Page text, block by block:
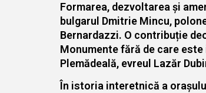
Formarea, dezvoltarea și
bulgarul Dmitrie Mincu,
Bernardazzi. O contribuție
Monumente fără de care
Plemădeală, evreul Lazăr
În istoria interetnică a